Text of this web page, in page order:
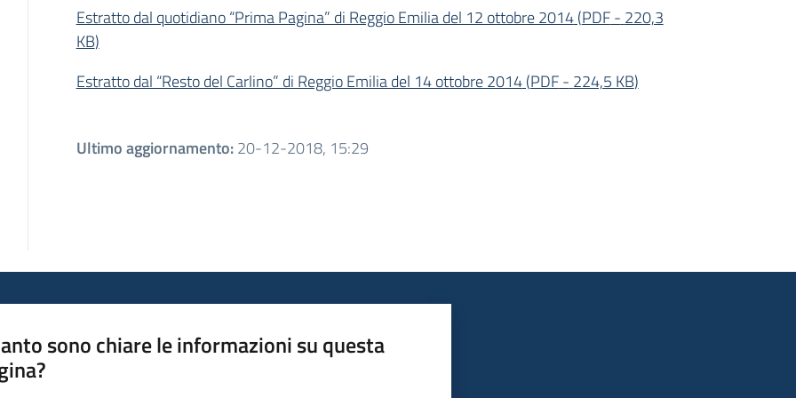
Estratto dal quotidiano “Prima Pagina” di Reggio Emilia del 12 ottobre 2014(PDF- 220,3
KB)
Estratto dal “Resto del Carlino” di Reggio Emilia del 14 ottobre 2014(PDF- 224,5 KB)
Ultimo aggiornamento:20-12-2018, 15:29
sono chiare le informazioni su questa